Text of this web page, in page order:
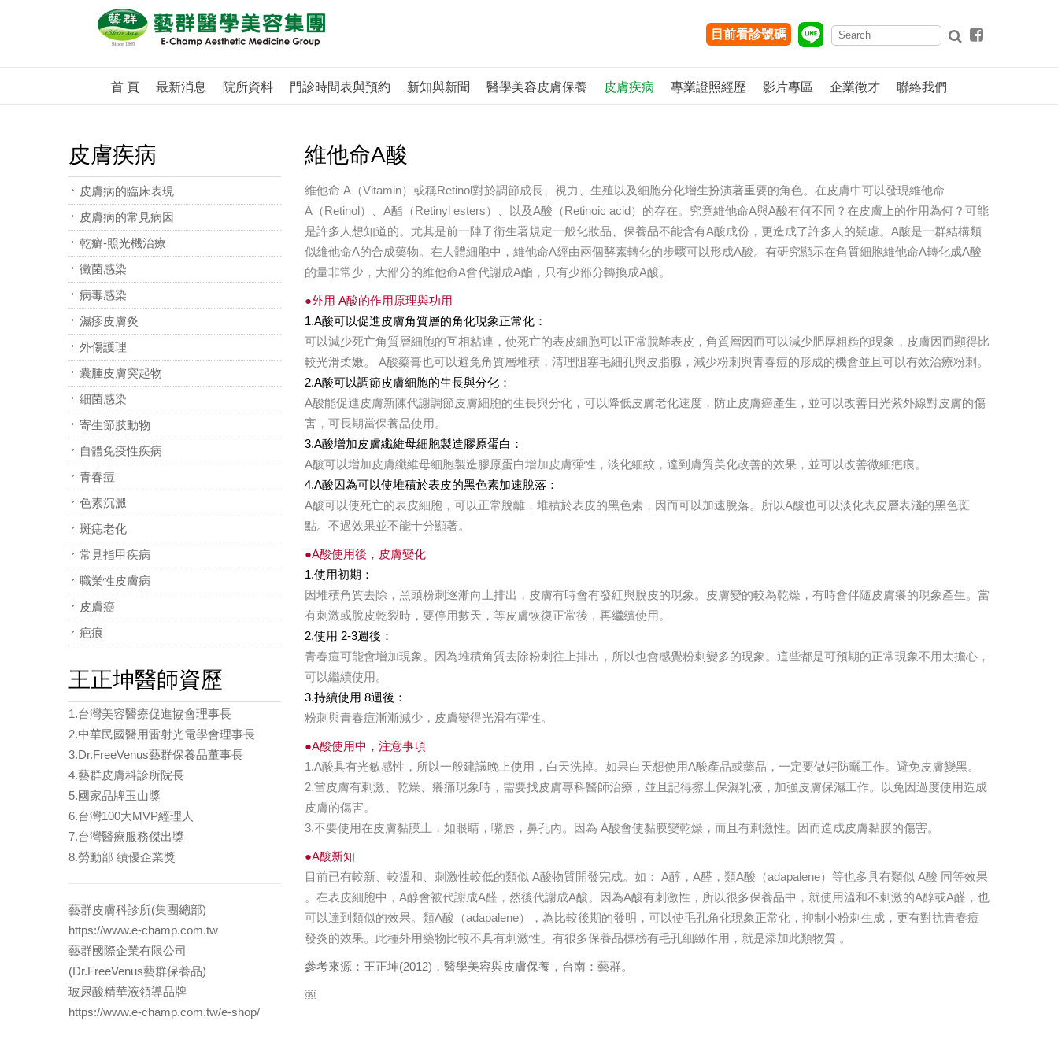
目前看診號碼
首 頁 最新消息 院所資料 門診時間表與預約 新知與新聞 醫學美容皮膚保養 皮膚疾病 專業證照經歷 影片專區 企業徵才 聯絡我們
維他命A酸
維他命 A（Vitamin）或稱Retinol對於調節成長、視力、生殖以及細胞分化增生扮演著重要的角色。在皮膚中可以發現維他命
A（Retinol）、A酯（Retinyl esters）、以及A酸（Retinoic acid）的存在。究竟維他命A與A酸有何不同？在皮膚上的作用為何？可能
是許多人想知道的。尤其是前一陣子衛生署規定一般化妝品、保養品不能含有A酸成份，更造成了許多人的疑慮。A酸是一群結構類
似維他命A的合成藥物。在人體細胞中，維他命A經由兩個酵素轉化的步驟可以形成A酸。有研究顯示在角質細胞維他命A轉化成A酸
的量非常少，大部分的維他命A會代謝成A酯，只有少部分轉換成A酸。
●外用 A酸的作用原理與功用
1.A酸可以促進皮膚角質層的角化現象正常化：
可以減少死亡角質層細胞的互相粘連，使死亡的表皮細胞可以正常脫離表皮，角質層因而可以減少肥厚粗糙的現象，皮膚因而顯得比
較光滑柔嫩。 A酸藥膏也可以避免角質層堆積，清理阻塞毛細孔與皮脂腺，減少粉刺與青春痘的形成的機會並且可以有效治療粉刺。
2.A酸可以調節皮膚細胞的生長與分化：
A酸能促進皮膚新陳代謝調節皮膚細胞的生長與分化，可以降低皮膚老化速度，防止皮膚癌產生，並可以改善日光紫外線對皮膚的傷
害，可長期當保養品使用。
3.A酸增加皮膚纖維母細胞製造膠原蛋白：
A酸可以增加皮膚纖維母細胞製造膠原蛋白增加皮膚彈性，淡化細紋，達到膚質美化改善的效果，並可以改善微細疤痕。
4.A酸因為可以使堆積於表皮的黑色素加速脫落：
A酸可以使死亡的表皮細胞，可以正常脫離，堆積於表皮的黑色素，因而可以加速脫落。所以A酸也可以淡化表皮層表淺的黑色斑
點。不過效果並不能十分顯著。
●A酸使用後，皮膚變化
1.使用初期：
因堆積角質去除，黑頭粉刺逐漸向上排出，皮膚有時會有發紅與脫皮的現象。皮膚變的較為乾燥，有時會伴隨皮膚癢的現象產生。當
有刺激或脫皮乾裂時，要停用數天，等皮膚恢復正常後﹐再繼續使用。
2.使用 2-3週後：
青春痘可能會增加現象。因為堆積角質去除粉刺往上排出，所以也會感覺粉刺變多的現象。這些都是可預期的正常現象不用太擔心，
可以繼續使用。
3.持續使用 8週後：
粉刺與青春痘漸漸減少，皮膚變得光滑有彈性。
●A酸使用中，注意事項
1.A酸具有光敏感性，所以一般建議晚上使用，白天洗掉。如果白天想使用A酸產品或藥品，一定要做好防曬工作。避免皮膚變黑。
2.當皮膚有刺激、乾燥、癢痛現象時，需要找皮膚專科醫師治療，並且記得擦上保濕乳液，加強皮膚保濕工作。以免因過度使用造成
皮膚的傷害。
3.不要使用在皮膚黏膜上，如眼睛，嘴唇，鼻孔內。因為 A酸會使黏膜變乾燥，而且有刺激性。因而造成皮膚黏膜的傷害。
●A酸新知
目前已有較新、較溫和、刺激性較低的類似 A酸物質開發完成。如： A醇，A醛，類A酸（adapalene）等也多具有類似 A酸 同等效果
。在表皮細胞中，A醇會被代謝成A醛，然後代謝成A酸。因為A酸有刺激性，所以很多保養品中，就使用溫和不刺激的A醇或A醛，也
可以達到類似的效果。類A酸（adapalene），為比較後期的發明，可以使毛孔角化現象正常化，抑制小粉刺生成，更有對抗青春痘
發炎的效果。此種外用藥物比較不具有刺激性。有很多保養品標榜有毛孔細緻作用，就是添加此類物質 。
參考來源：王正坤(2012)，醫學美容與皮膚保養，台南：藝群。
￼
皮膚疾病
皮膚病的臨床表現
皮膚病的常見病因
乾癬-照光機治療
黴菌感染
病毒感染
濕疹皮膚炎
外傷護理
囊腫皮膚突起物
細菌感染
寄生節肢動物
自體免疫性疾病
青春痘
色素沉澱
斑痣老化
常見指甲疾病
職業性皮膚病
皮膚癌
疤痕
王正坤醫師資歷
1.台灣美容醫療促進協會理事長
2.中華民國醫用雷射光電學會理事長
3.Dr.FreeVenus藝群保養品董事長
4.藝群皮膚科診所院長
5.國家品牌玉山獎
6.台灣100大MVP經理人
7.台灣醫療服務傑出獎
8.勞動部 績優企業獎
藝群皮膚科診所(集團總部)
https://www.e-champ.com.tw
藝群國際企業有限公司
(Dr.FreeVenus藝群保養品)
玻尿酸精華液領導品牌
https://www.e-champ.com.tw/e-shop/